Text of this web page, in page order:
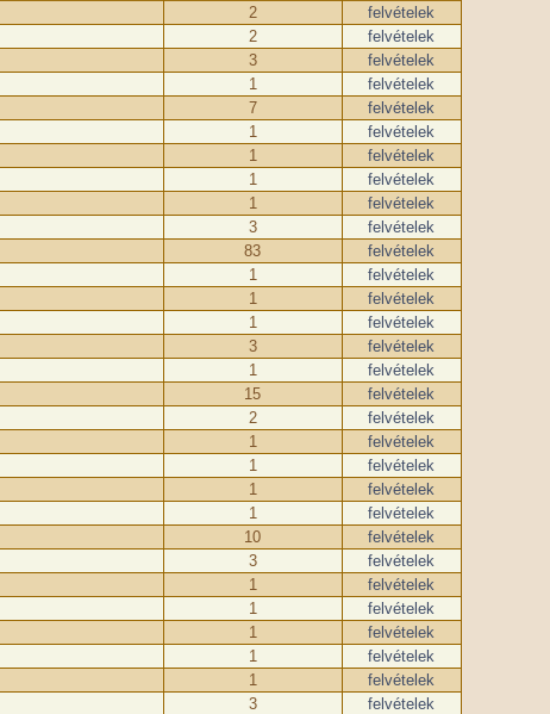
2
felvételek
2
felvételek
3
felvételek
1
felvételek
7
felvételek
1
felvételek
1
felvételek
1
felvételek
1
felvételek
3
felvételek
83
felvételek
1
felvételek
1
felvételek
1
felvételek
3
felvételek
1
felvételek
15
felvételek
2
felvételek
1
felvételek
1
felvételek
1
felvételek
1
felvételek
10
felvételek
3
felvételek
1
felvételek
1
felvételek
1
felvételek
1
felvételek
1
felvételek
3
felvételek